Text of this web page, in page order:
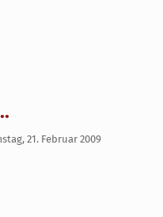
21. Februar 2009